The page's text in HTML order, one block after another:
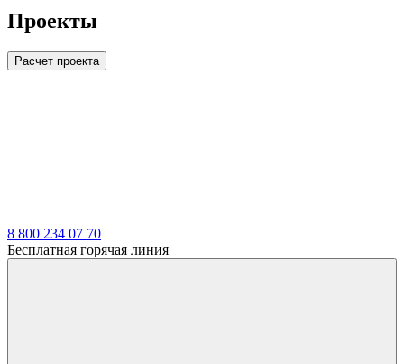
Проекты
Расчет проекта
8 800 234 07 70
Бесплатная горячая линия